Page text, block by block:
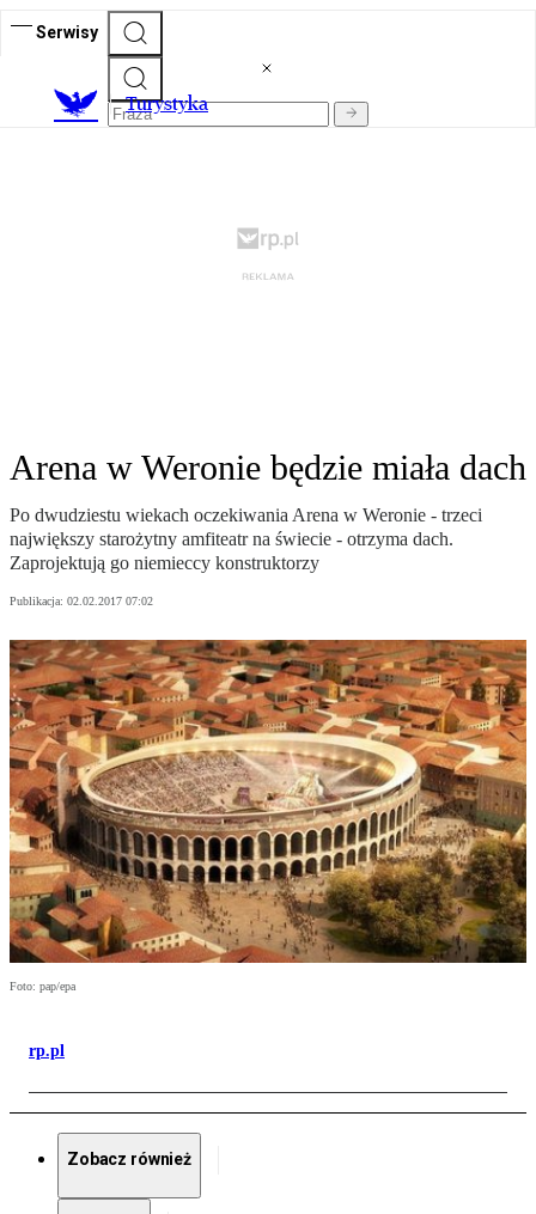
Serwisy
Turystyka
Arena w Weronie będzie miała dach
Po dwudziestu wiekach oczekiwania Arena w Weronie - trzeci
największy starożytny amfiteatr na świecie - otrzyma dach.
Zaprojektują go niemieccy konstruktorzy
Publikacja: 02.02.2017 07:02
Foto: pap/epa
rp.pl
Zobacz również